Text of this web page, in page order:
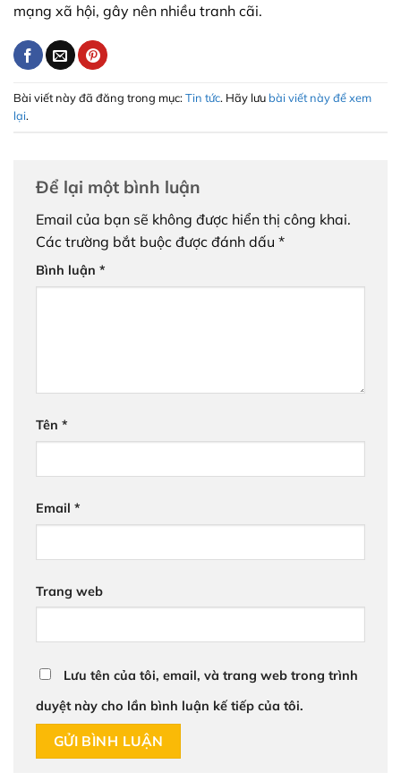
mạng xã hội, gây nên nhiều tranh cãi.
Bài viết này đã đăng trong mục:Tin tức. Hãy lưu bài viết này để xem
lại.
Để lại một bình luận
Email của bạn sẽ không được hiển thị công khai.
Các trường bắt buộc được đánh dấu *
Bình luận *
Tên *
Email *
Trang web
Lưu tên của tôi, email, và trang web trong trình
duyệt này cho lần bình luận kế tiếp của tôi.